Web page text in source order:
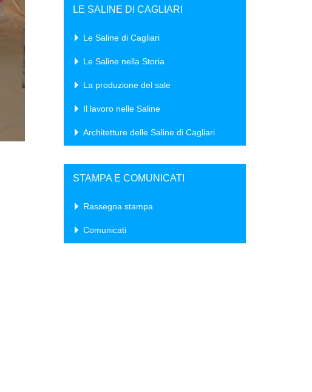
LE SALINE DI CAGLIARI
Le Saline di Cagliari
Le Saline nella Storia
La produzione del sale
Il lavoro nelle Saline
Architetture delle Saline di Cagliari
STAMPA E COMUNICATI
Rassegna stampa
Comunicati